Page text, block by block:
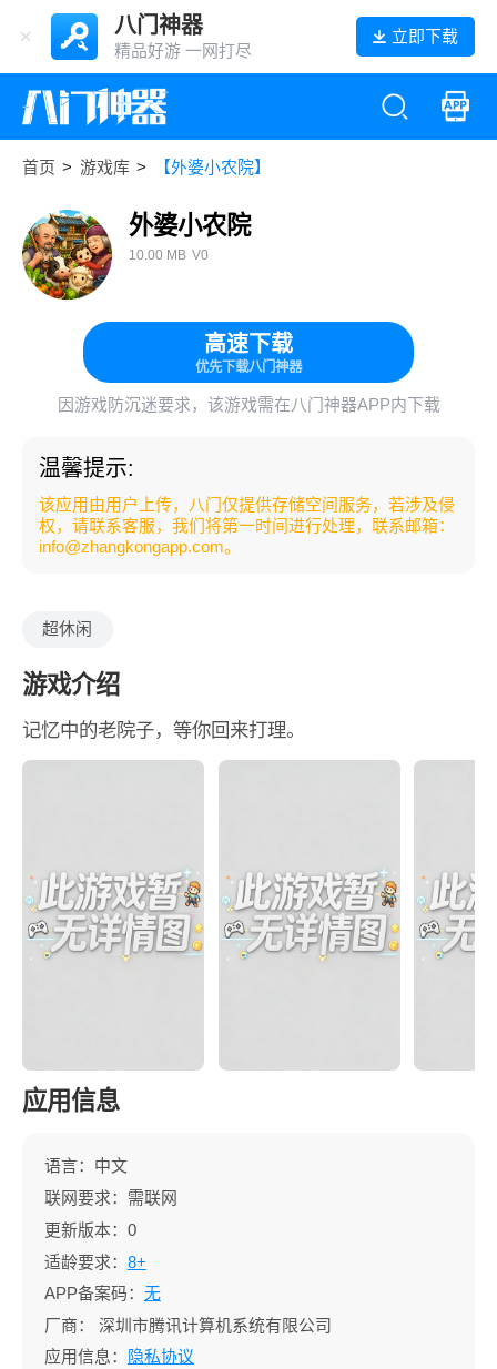
八门神器
精品好游 一网打尽
立即下载
首页 > 游戏库 > 【外婆小农院】
外婆小农院
10.00 MB V0
高速下载
优先下载八门神器
因游戏防沉迷要求，该游戏需在八门神器APP内下载
温馨提示:
该应用由用户上传，八门仅提供存储空间服务，若涉及侵
权，请联系客服，我们将第一时间进行处理，联系邮箱：
info@zhangkongapp.com。
超休闲
游戏介绍
记忆中的老院子，等你回来打理。
应用信息
语言：中文
联网要求：需联网
更新版本：0
适龄要求： 8+
APP备案码： 无
厂商：
深圳市腾讯计算机系统有限公司
应用信息：
隐私协议